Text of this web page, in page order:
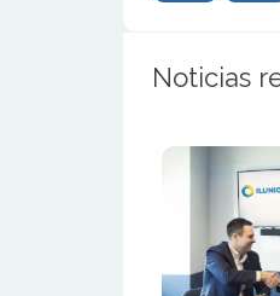
Noticias